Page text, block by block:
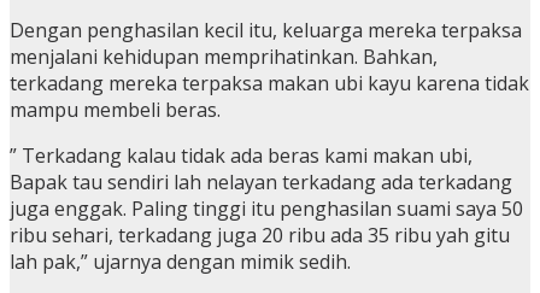
Dengan penghasilan kecil itu, keluarga mereka terpaksa
menjalani kehidupan memprihatinkan. Bahkan,
terkadang mereka terpaksa makan ubi kayu karena tidak
mampu membeli beras.
” Terkadang kalau tidak ada beras kami makan ubi,
Bapak tau sendiri lah nelayan terkadang ada terkadang
juga enggak. Paling tinggi itu penghasilan suami saya 50
ribu sehari, terkadang juga 20 ribu ada 35 ribu yah gitu
lah pak,” ujarnya dengan mimik sedih.